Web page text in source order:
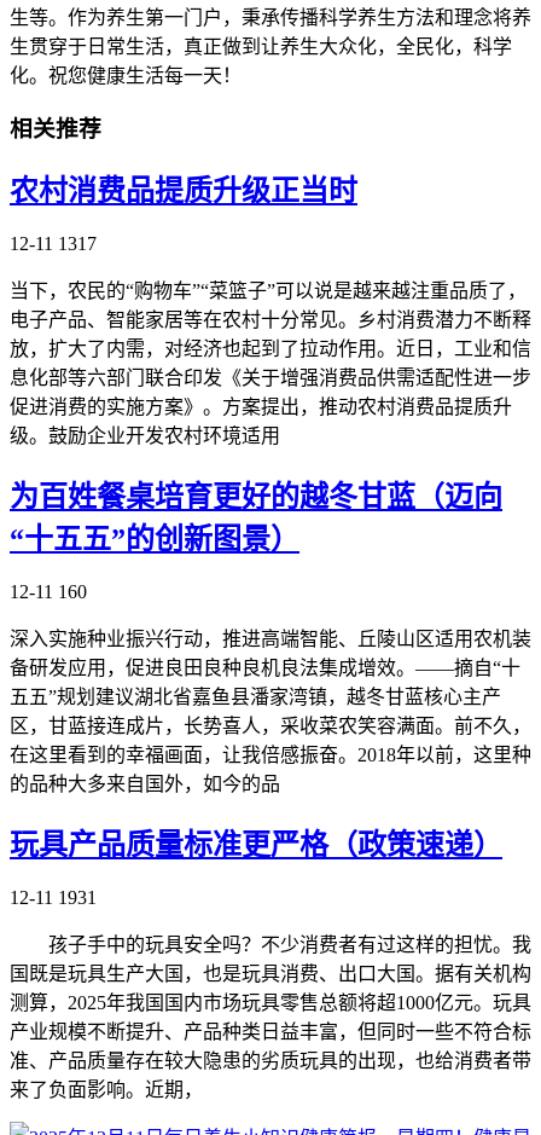
生等。作为养生第一门户，秉承传播科学养生方法和理念将养
生贯穿于日常生活，真正做到让养生大众化，全民化，科学
化。祝您健康生活每一天！
相关推荐
农村消费品提质升级正当时
12-11 1317
当下，农民的“购物车”“菜篮子”可以说是越来越注重品质了，
电子产品、智能家居等在农村十分常见。乡村消费潜力不断释
放，扩大了内需，对经济也起到了拉动作用。近日，工业和信
息化部等六部门联合印发《关于增强消费品供需适配性进一步
促进消费的实施方案》。方案提出，推动农村消费品提质升
级。鼓励企业开发农村环境适用
为百姓餐桌培育更好的越冬甘蓝（迈向
“十五五”的创新图景）
12-11 160
深入实施种业振兴行动，推进高端智能、丘陵山区适用农机装
备研发应用，促进良田良种良机良法集成增效。——摘自“十
五五”规划建议湖北省嘉鱼县潘家湾镇，越冬甘蓝核心主产
区，甘蓝接连成片，长势喜人，采收菜农笑容满面。前不久，
在这里看到的幸福画面，让我倍感振奋。2018年以前，这里种
的品种大多来自国外，如今的品
玩具产品质量标准更严格（政策速递）
12-11 1931
孩子手中的玩具安全吗？不少消费者有过这样的担忧。我
国既是玩具生产大国，也是玩具消费、出口大国。据有关机构
测算，2025年我国国内市场玩具零售总额将超1000亿元。玩具
产业规模不断提升、产品种类日益丰富，但同时一些不符合标
准、产品质量存在较大隐患的劣质玩具的出现，也给消费者带
来了负面影响。近期，